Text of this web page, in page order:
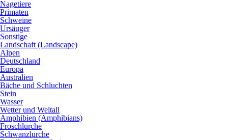
Nagetiere
Primaten
Schweine
Ursäuger
Sonstige
Landschaft (Landscape)
Alpen
Deutschland
Europa
Australien
Bäche und Schluchten
Stein
Wasser
Wetter und Weltall
Amphibien (Amphibians)
Froschlurche
Schwanzlurche